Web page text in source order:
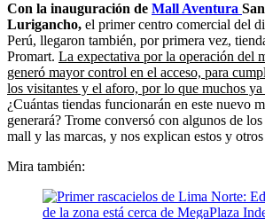
Con la inauguración de Mall Aventura
Lurigancho, el primer centro comercial del
Perú, llegaron también, por primera vez,
Promart. La expectativa por la operación del
generó mayor control en el acceso, para
los visitantes y el aforo, por lo que muchos
¿Cuántas tiendas funcionarán en este nuevo
generará? Trome conversó con algunos de los
mall y las marcas, y nos explican estos y otros
Mira también: